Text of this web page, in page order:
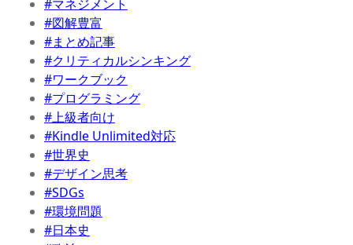
#マネジメント
#図解豊富
#まとめ記事
#クリティカルシンキング
#ワークブック
#プログラミング
#上級者向け
#Kindle Unlimited対応
#世界史
#デザイン思考
#SDGs
#環境問題
#日本史